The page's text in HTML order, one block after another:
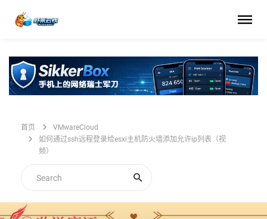
首页
VMwareCloud
如何通过ssh远程登录给esxi主机防火墙添加允许ip列表（视
频）